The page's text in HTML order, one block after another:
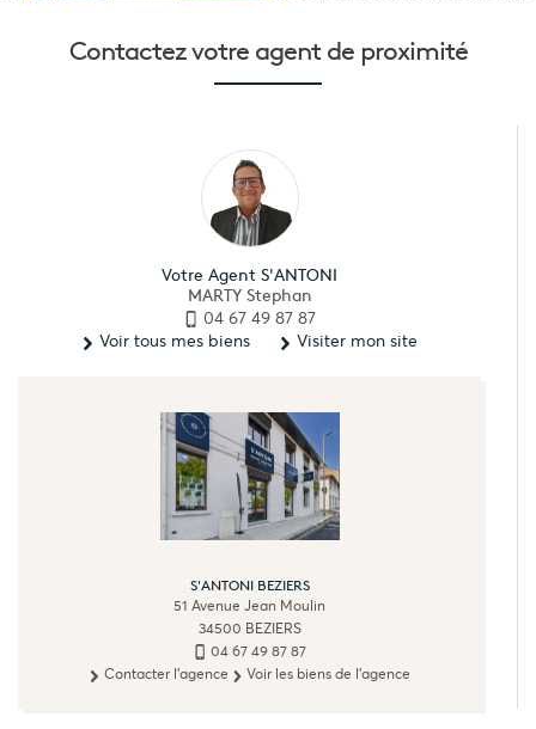
Contactez votre agent de proximité
Votre Agent S'ANTONI
MARTY Stephan
04 67 49 87 87
Voir tous mes biens
Visiter mon site
S'ANTONI BEZIERS
51 Avenue Jean Moulin
34500 BEZIERS
04 67 49 87 87
Contacter l'agence
Voir les biens de l'agence